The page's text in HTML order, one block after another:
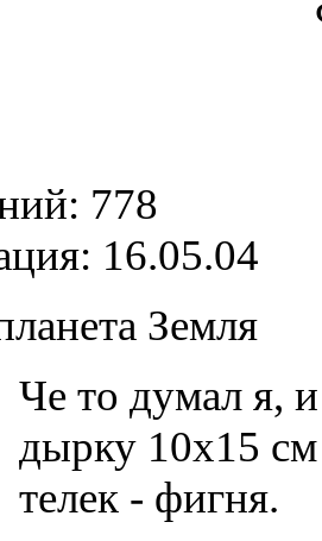
778
16.05.04
Земля
Че то думал я,
дырку 10х15
телек - фигня.